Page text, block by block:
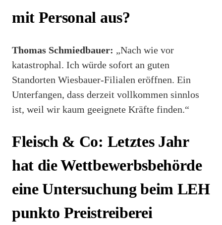
mit Personal aus?
Thomas Schmiedbauer: „Nach wie vor
katastrophal. Ich würde sofort an guten
Standorten Wiesbauer-Filialen eröffnen. Ein
Unterfangen, dass derzeit vollkommen sinnlos
ist, weil wir kaum geeignete Kräfte finden.“
Fleisch & Co: Letztes Jahr
hat die Wettbewerbsbehörde
eine Untersuchung beim LEH
punkto Preistreiberei